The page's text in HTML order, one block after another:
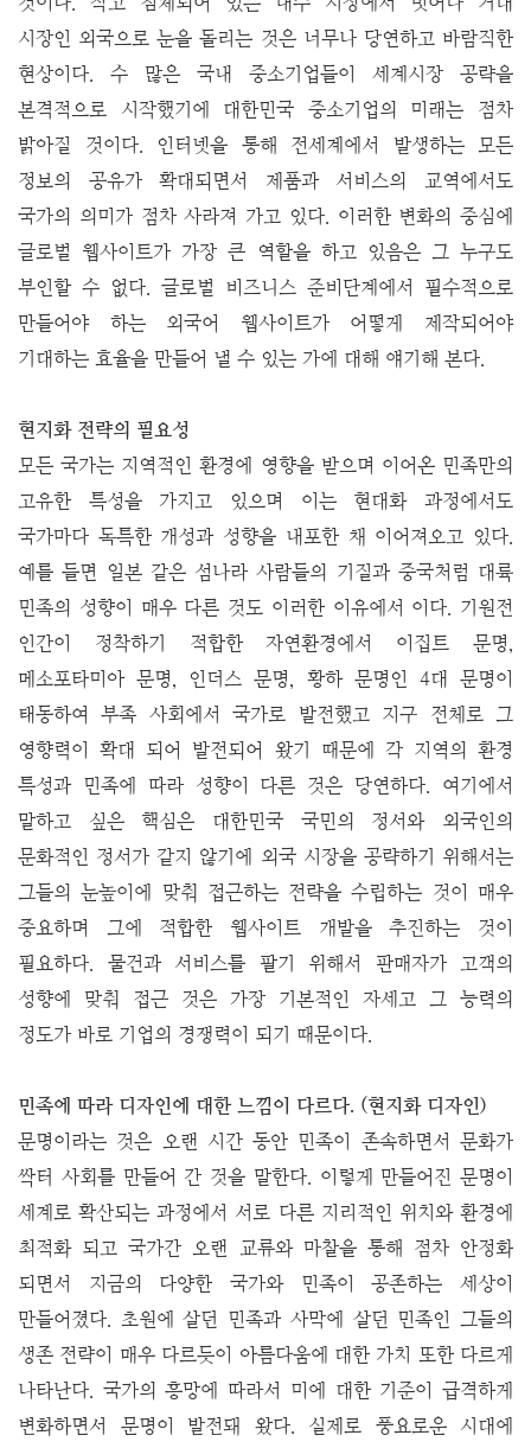
시장인 외국으로 눈을 돌리는 것은 너무나 당연하고 바람직한
현상이다. 수 많은 국내 중소기업들이 세계시장 공략을
본격적으로 시작했기에 대한민국 중소기업의 미래는 점차
밝아질 것이다. 인터넷을 통해 전세계에서 발생하는 모든
정보의 공유가 확대되면서 제품과 서비스의 교역에서도
국가의 의미가 점차 사라져 가고 있다. 이러한 변화의 중심에
글로벌 웹사이트가 가장 큰 역할을 하고 있음은 그 누구도
부인할 수 없다. 글로벌 비즈니스 준비단계에서 필수적으로
만들어야 하는 외국어 웹사이트가 어떻게 제작되어야
기대하는 효율을 만들어 낼 수 있는 가에 대해 얘기해 본다.
현지화 전략의 필요성
모든 국가는 지역적인 환경에 영향을 받으며 이어온 민족만의
고유한 특성을 가지고 있으며 이는 현대화 과정에서도
국가마다 독특한 개성과 성향을 내포한 채 이어져오고 있다.
예를 들면 일본 같은 섬나라 사람들의 기질과 중국처럼 대륙
민족의 성향이 매우 다른 것도 이러한 이유에서 이다. 기원전
인간이 정착하기 적합한 자연환경에서 이집트 문명,
메소포타미아 문명, 인더스 문명, 황하 문명인 4대 문명이
태동하여 부족 사회에서 국가로 발전했고 지구 전체로 그
영향력이 확대 되어 발전되어 왔기 때문에 각 지역의 환경
특성과 민족에 따라 성향이 다른 것은 당연하다. 여기에서
말하고 싶은 핵심은 대한민국 국민의 정서와 외국인의
문화적인 정서가 같지 않기에 외국 시장을 공략하기 위해서는
그들의 눈높이에 맞춰 접근하는 전략을 수립하는 것이 매우
중요하며 그에 적합한 웹사이트 개발을 추진하는 것이
필요하다. 물건과 서비스를 팔기 위해서 판매자가 고객의
성향에 맞춰 접근 것은 가장 기본적인 자세고 그 능력의
정도가 바로 기업의 경쟁력이 되기 때문이다.
민족에 따라 디자인에 대한 느낌이 다르다. (현지화 디자인)
문명이라는 것은 오랜 시간 동안 민족이 존속하면서 문화가
싹터 사회를 만들어 간 것을 말한다. 이렇게 만들어진 문명이
세계로 확산되는 과정에서 서로 다른 지리적인 위치와 환경에
최적화 되고 국가간 오랜 교류와 마찰을 통해 점차 안정화
되면서 지금의 다양한 국가와 민족이 공존하는 세상이
만들어졌다. 초원에 살던 민족과 사막에 살던 민족인 그들의
생존 전략이 매우 다르듯이 아름다움에 대한 가치 또한 다르게
나타난다. 국가의 흥망에 따라서 미에 대한 기준이 급격하게
변화하면서 문명이 발전돼 왔다. 실제로 풍요로운 시대에